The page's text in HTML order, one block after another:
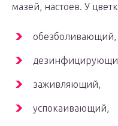
мазей, настоев. У
обезболивающий,
заживляющий,
успокаивающий,